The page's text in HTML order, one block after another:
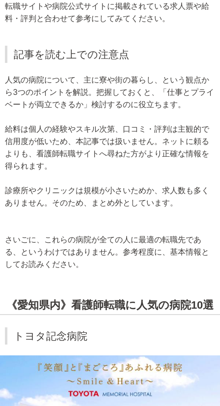
転職サイトや病院公式サイトに掲載されている求人票や給
料・評判と合わせて参考にしてみてください。
記事を読む上での注意点
人気の病院について、主に寮や街の暮らし、という観点か
ら3つのポイントを解説。把握しておくと、「仕事とプライ
ベートが両立できるか」検討するのに役立ちます。
給料は個人の経験やスキル次第、口コミ・評判は主観的で
信用度が低いため、本記事では扱いません。ネットに頼る
よりも、看護師転職サイトへ尋ねた方がより正確な情報を
得られます。
診療所やクリニックは規模が小さいためか、求人数も多く
ありません。そのため、まとめ外としています。
さいごに、これらの病院が全ての人に最適の転職先であ
る、というわけではありません。参考程度に、基本情報と
してお読みください。
《愛知県内》看護師転職に人気の病院10選
トヨタ記念病院